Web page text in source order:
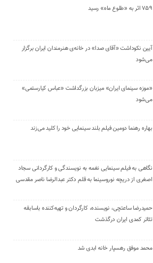
۷۵۹ اثر به «طلوع ماه» رسید
آیین نکوداشت «آقای صدا» در خانه‌ی هنرمندان ایران برگزار
می‌شود
«موزه سینمای ایران» میزبان بزرگداشت «عباس کیارستمی»
می‌شود
بهاره رهنما دومین فیلم بلند سینمایی خود را کلید می‌زند
نگاهی به فیلم سینمایی نغمه به نویسندگی و کارگردانی سجاد
اصغری از دریچه نوروسینما به قلم دکتر عبدالرضا ناصر مقدسی
حمیدرضا ساعتچی، نویسنده، کارگردان و تهیه‌کننده باسابقه
تئاتر کمدی ایران درگذشت
محمد موفق رهسپار خانه ابدی شد